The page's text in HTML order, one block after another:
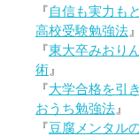
『自信も実力も
高校受験勉強法 』
『東大卒みおり
術 』
『大学合格を引
おうち勉強法 』
『豆腐メンタル